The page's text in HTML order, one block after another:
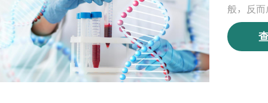
般，反而